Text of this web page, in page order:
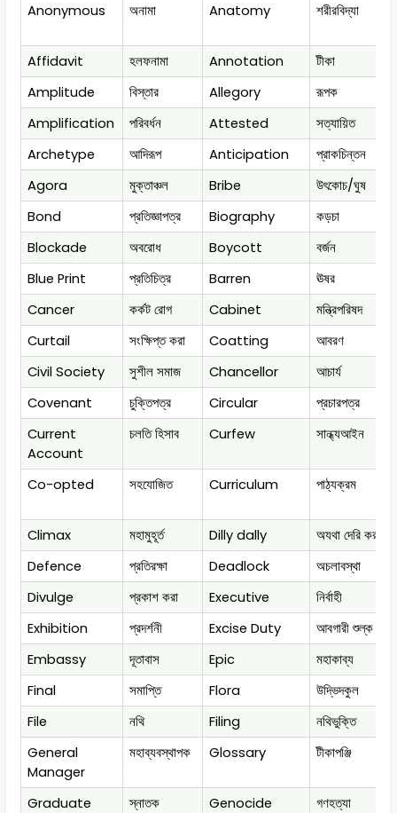
Anonymous
অনামা Anatomy শরীরবিদ্যা
Affidavit হলফনামা Annotation টীকা
Amplitude
বিস্তার Allegory রূপক
Amplification
পরিবর্ধন Attested সত্যায়িত
Archetype
আদিরূপ Anticipation প্রাকচিন্তন
Agora
মুক্তাঞ্চল Bribe উৎকোচ/ঘুষ
Bond
প্রতিজ্ঞাপত্র Biography কড়চা
Blockade
অবরোধ Boycott বর্জন
Blue Print
প্রতিচিত্র Barren ঊষর
Cancer
কর্কট রোগ Cabinet মন্ত্রিপরিষদ
Curtail
সংক্ষিপ্ত করা Coatting আবরণ
Civil Society
সুশীল সমাজ Chancellor আচার্য
Covenant
চুক্তিপত্র Circular প্রচারপত্র
Current
Account
চলতি হিসাব Curfew সান্ধ্যআইন
Co-opted
সহযোজিত Curriculum পাঠ্যক্রম
Climax
মহামুহূর্ত Dilly dally অযথা দেরি করা
Defence
প্রতিরক্ষা Deadlock অচলাবস্থা
Divulge
প্রকাশ করা Executive নির্বাহী
Exhibition
প্রদর্শনী Excise Duty আবগারী শুল্ক
Embassy
দূতাবাস Epic মহাকাব্য
Final
সমাপ্তি Flora উদ্ভিদকুল
File
নথি Filing নথিভুক্তি
General
Manager
মহাব্যবস্থাপক Glossary টীকাপঞ্জি
Graduate স্নাতক Genocide গণহত্যা